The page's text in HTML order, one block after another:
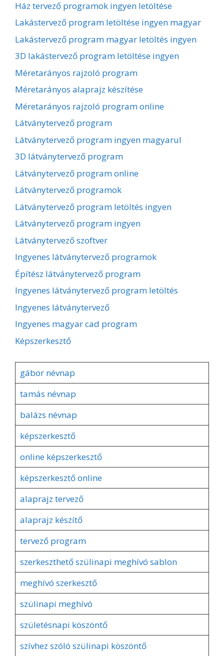
Ház tervező programok ingyen letöltése
Lakástervező program letöltése ingyen magyar
Lakástervező program magyar letöltés ingyen
3D lakástervező program letöltése ingyen
Méretarányos rajzoló program
Méretarányos alaprajz készítése
Méretarányos rajzoló program online
Látványtervező program
Látványtervező program ingyen magyarul
3D látványtervező program
Látványtervező program online
Látványtervező programok
Látványtervező program letöltés ingyen
Látványtervező program ingyen
Látványtervező szoftver
Ingyenes látványtervező programok
Építész látványtervező program
Ingyenes látványtervező program letöltés
Ingyenes látványtervező
Ingyenes magyar cad program
Képszerkesztő
gábor névnap
tamás névnap
balázs névnap
képszerkesztő
online képszerkesztő
képszerkesztő online
alaprajz tervező
alaprajz készítő
tervező program
szerkeszthető szülinapi meghívó sablon
meghívó szerkesztő
szülinapi meghívó
születésnapi köszöntő
szívhez szóló szülinapi köszöntő